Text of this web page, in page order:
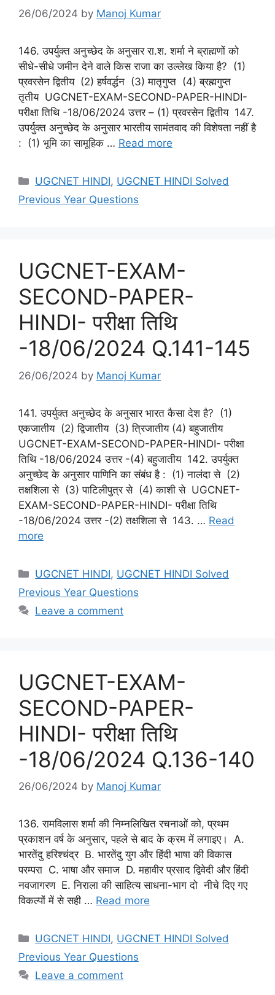
26/06/2024 by Manoj Kumar
146. उपर्युक्त अनुच्छेद के अनुसार रा.श. शर्मा ने ब्राह्मणों को
सीधे-सीधे जमीन देने वाले किस राजा का उल्लेख किया है? (1)
प्रवरसेन द्वितीय (2) हर्षवर्द्धन (3) मातृगुप्त (4) ब्रह्मगुप्त
तृतीय UGCNET-EXAM-SECOND-PAPER-HINDI-
परीक्षा तिथि -18/06/2024 उत्तर – (1) प्रवरसेन द्वितीय 147.
उपर्युक्त अनुच्छेद के अनुसार भारतीय सामंतवाद की विशेषता नहीं है
: (1) भूमि का सामूहिक … Read more
Categories
UGCNET HINDI, UGCNET HINDI Solved
Previous Year Questions
UGCNET-EXAM-
SECOND-PAPER-
HINDI- परीक्षा तिथि
-18/06/2024 Q.141-145
26/06/2024 by Manoj Kumar
141. उपर्युक्त अनुच्छेद के अनुसार भारत कैसा देश है? (1)
एकजातीय (2) द्विजातीय (3) त्रिजातीय (4) बहुजातीय
UGCNET-EXAM-SECOND-PAPER-HINDI- परीक्षा
तिथि -18/06/2024 उत्तर -(4) बहुजातीय 142. उपर्युक्त
अनुच्छेद के अनुसार पाणिनि का संबंध है : (1) नालंदा से (2)
तक्षशिला से (3) पाटिलीपुत्र से (4) काशी से UGCNET-
EXAM-SECOND-PAPER-HINDI- परीक्षा तिथि
-18/06/2024 उत्तर -(2) तक्षशिला से 143. … Read
more
Categories
UGCNET HINDI, UGCNET HINDI Solved
Previous Year Questions
Leave a comment
UGCNET-EXAM-
SECOND-PAPER-
HINDI- परीक्षा तिथि
-18/06/2024 Q.136-140
26/06/2024 by Manoj Kumar
136. रामविलास शर्मा की निम्नलिखित रचनाओं को, प्रथम
प्रकाशन वर्ष के अनुसार, पहले से बाद के क्रम में लगाइए। A.
भारतेंदु हरिश्चंद्र B. भारतेंदु युग और हिंदी भाषा की विकास
परम्परा C. भाषा और समाज D. महावीर प्रसाद द्विवेदी और हिंदी
नवजागरण E. निराला की साहित्य साधना-भाग दो नीचे दिए गए
विकल्पों में से सही … Read more
Categories
UGCNET HINDI, UGCNET HINDI Solved
Previous Year Questions
Leave a comment